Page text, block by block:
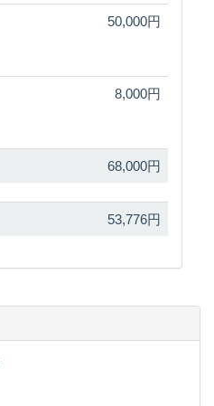
50,000円
8,000円
68,000円
53,776円